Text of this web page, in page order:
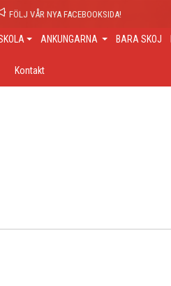
FÖLJ VÅR NYA FACEBOOKSIDA!
ANKUNGARNA BARA SKOJ
Kontakt